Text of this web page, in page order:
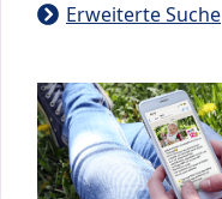
Erweiterte Suche